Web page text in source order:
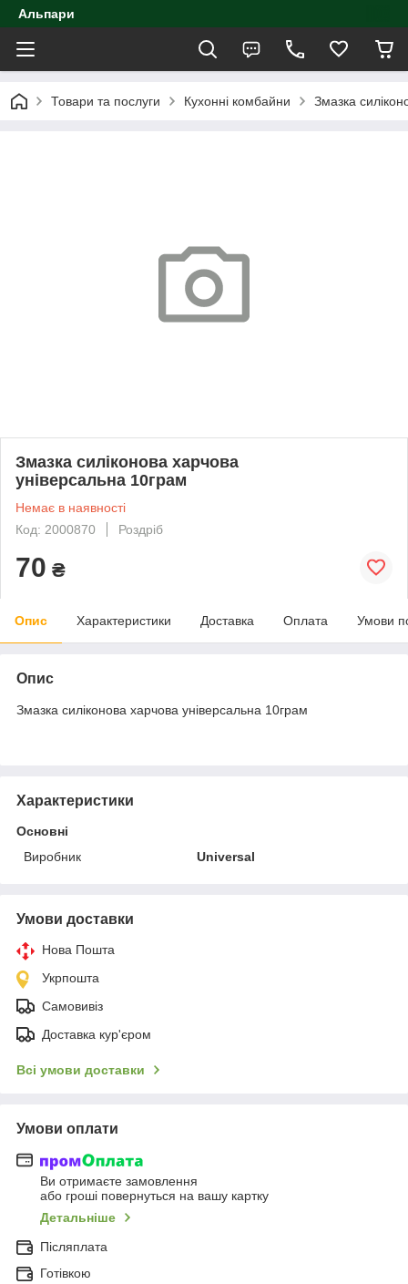
Альпари
Товари та послуги Кухонні комбайни Змазка
Змазка силіконова харчова
універсальна 10грам
Немає в наявності
Код: 2000870
Роздріб
70 ₴
Опис Характеристики Доставка Оплата Умови
Опис
Змазка силіконова харчова універсальна 10грам
Характеристики
Основні
Виробник
Universal
Умови доставки
Нова Пошта
Укрпошта
Самовивіз
Доставка кур'єром
Всі умови доставки
Умови оплати
Ви отримаєте замовлення
або гроші повернуться на вашу картку
Детальніше
Післяплата
Готівкою